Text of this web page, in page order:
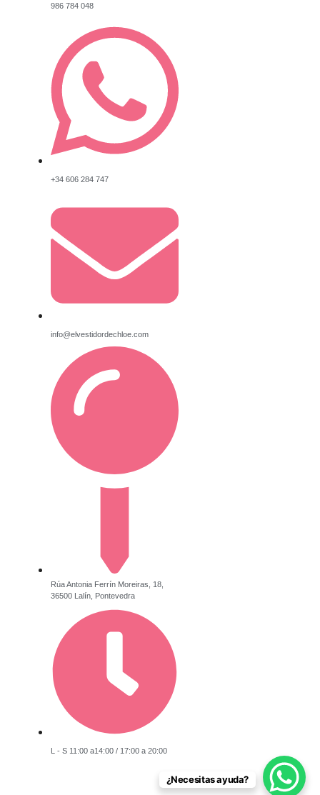
986 784 048
+34 606 284 747
info@elvestidordechloe.com
Rúa Antonia Ferrín Moreiras, 18,
36500 Lalín, Pontevedra
L - S 11:00 a14:00 / 17:00 a 20:00
¿Necesitas ayuda?